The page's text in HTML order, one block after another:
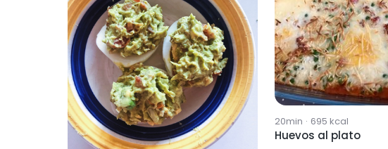
20min · 695 kcal
Huevos al plato